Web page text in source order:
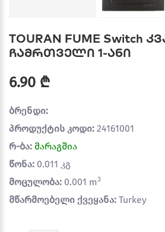
TOURAN FUME Switch
ჩამრთველი 1-ანი
6.90 ₾
ბრენდი:
პროდუქტის კოდი: 24161001
რ-ბა: მარაგშია
წონა: 0.011 კგ
მოცულობა: 0.001 m3
მწარმოებელი ქვეყანა: Turkey